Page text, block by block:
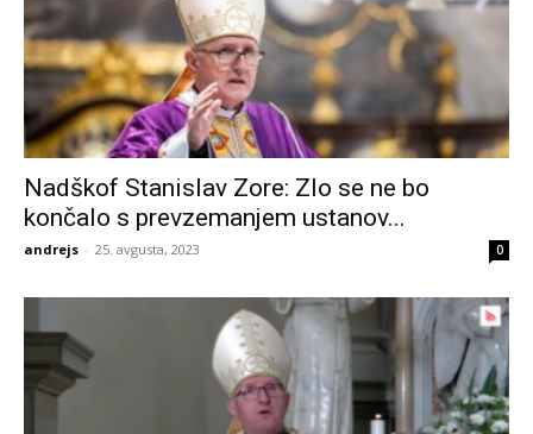
Nadškof Stanislav Zore: Zlo se ne bo
končalo s prevzemanjem ustanov...
andrejs - 25. avgusta, 2023 0